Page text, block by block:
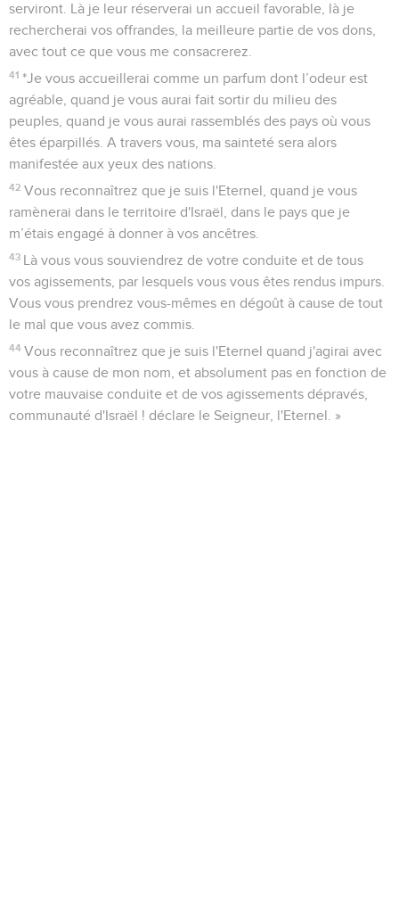
serviront. Là je leur réserverai un accueil favorable, là je
rechercherai vos offrandes, la meilleure partie de vos dons,
avec tout ce que vous me consacrerez.
41 *Je vous accueillerai comme un parfum dont l’odeur est
agréable, quand je vous aurai fait sortir du milieu des
peuples, quand je vous aurai rassemblés des pays où vous
êtes éparpillés. A travers vous, ma sainteté sera alors
manifestée aux yeux des nations.
42 Vous reconnaîtrez que je suis l'Eternel, quand je vous
ramènerai dans le territoire d'Israël, dans le pays que je
m’étais engagé à donner à vos ancêtres.
43 Là vous vous souviendrez de votre conduite et de tous
vos agissements, par lesquels vous vous êtes rendus impurs.
Vous vous prendrez vous-mêmes en dégoût à cause de tout
le mal que vous avez commis.
44 Vous reconnaîtrez que je suis l'Eternel quand j'agirai avec
vous à cause de mon nom, et absolument pas en fonction de
votre mauvaise conduite et de vos agissements dépravés,
communauté d'Israël ! déclare le Seigneur, l'Eternel. »